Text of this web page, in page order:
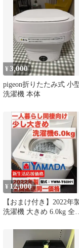
¥3,000
pigeon折りたたみ式 小
洗濯機 本体
¥ 12,000
【おまけ付き】2022年
洗濯機 大きめ 6.0kg 全国